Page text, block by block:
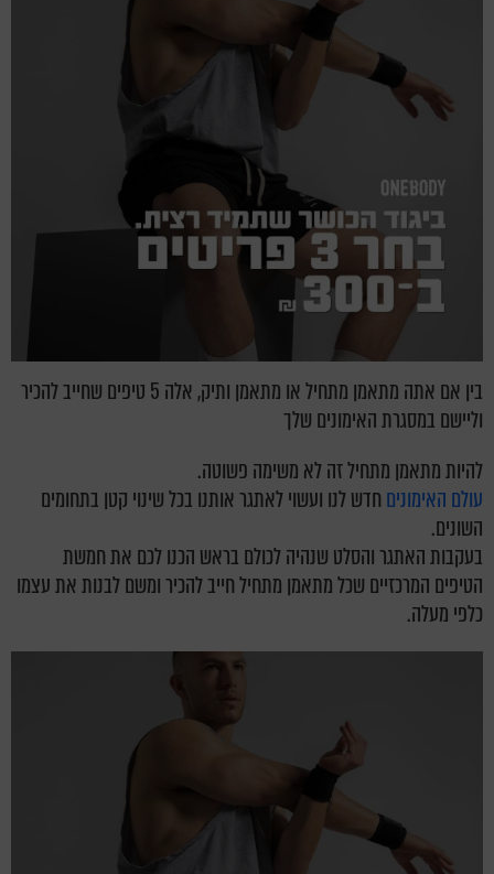
בין אם אתה מתאמן מתחיל או מתאמן ותיק, אלה 5 טיפים שחייב להכיר
וליישם במסגרת האימונים שלך
להיות מתאמן מתחיל זה לא משימה פשוטה.
עולם האימונים חדש לנו ועשוי לאתגר אותנו בכל שינוי קטן בתחומים
השונים.
בעקבות האתגר והסלט שנהיה לכולם בראש הכנו לכם את חמשת
הטיפים המרכזיים שכל מתאמן מתחיל חייב להכיר ומשם לבנות את עצמו
כלפי מעלה.